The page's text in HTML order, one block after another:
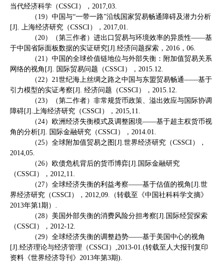
当代经济科学（CSSCI ）， 2017,03.
（ 19）中国与“一带一路”沿线国家贸易畅通障碍及潜力分析
[J]. 上海经济研究（CSSCI ）， 2017,01.
（20）（第三作者）进出口贸易与环境效率的异质性——基
于中国省际面板数据的实证研究[J].经济问题探索， 2016 ， 06.
（21 ）中国的全球价值链地位与外部失衡：附加值贸易关系
网络的视角 [J]. 国际贸易问题（CSSCI ）， 2015.12.
（22） 21世纪海上丝绸之路之中国与东盟贸易畅通——基于
引力模型的实证考察 [J]. 经济问题（CSSCI ）， 2015.12.
（23）（第二作者）非常规货币政策、溢出效应与国际协调
障碍[J].上海经济研究（CSSCI ）， 2015,11.
（24）欧洲经济失衡模式及调整困境——基于超主权货币视
角的分析[J]. 国际金融研究（CSSCI ）， 2014.01.
（25）全球附加值贸易之图 [J].世界经济研究（CSSCI ），
2014,05.
（26）欧债危机背后的货币博弈[J]. 国际金融研究
（CSSCI ）， 2012,11.
（27）全球经济失衡的利益考察——基于估值的视角 [J].世
界经济研究（CSSCI ）， 2012,09. （转载至《中国社科科学文摘》
2013年第1期） .
（28）美国外部失衡的消费风险分担考察 [J]. 国际经贸探索
（CSSCI ）， 2012-12.
（29）全球经济失衡的调整趋势——基于美国中心的视角
[J].经济理论与经济管理（CSSCI ） ,2013-01.(转载至人大报刊复印
资料《世界经济导刊》 2013年第3期).